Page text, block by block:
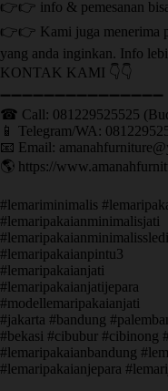
👉👉 info & pemesanan
👉👉 Kami juga menerima
yang anda inginkan. Info
KONTAK KAMI 👇👇
➖➖➖➖➖➖➖➖➖➖➖➖➖➖➖ ㅤ
☎ Call: 081229525525
📱 Telegram/WA:
📧 Email:
🌎 https://
#lemariminimalis
#lemaripakaianminimalisjati
#lemaripakaianpintu3
#lemaripakaianjati
#lemaripakaianjatijepara
#modellemaripakaianjati
#jakarta #bandung
#bekasi #cibubur #cibinong
#lemaripakaianbandung
#lemaripakaianjepara